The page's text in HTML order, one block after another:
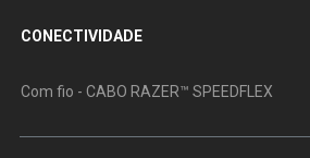
CONECTIVIDADE
Com fio - CABO RAZER™ SPEEDFLEX